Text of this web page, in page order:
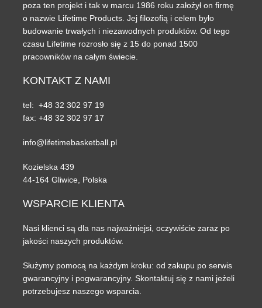
poza ten projekt i tak w marcu 1986 roku założył on firmę
o nazwie Lifetime Products. Jej filozofią i celem było
budowanie trwałych i niezawodnych produktów. Od tego
czasu Lifetime rozrosło się z 15 do ponad 1500
pracowników na całym świecie.
KONTAKT Z NAMI
tel: +48 32 302 97 19
fax: +48 32 302 97 17
info@lifetimebasketball.pl
Kozielska 439
44-164 Gliwice, Polska
WSPARCIE KLIENTA
Nasi klienci są dla nas najważniejsi, oczywiście zaraz po
jakości naszych produktów.
Służymy pomocą na każdym kroku: od zakupu po serwis
gwarancyjny i pogwarancyjny. Skontaktuj się z nami jeżeli
potrzebujesz naszego wsparcia.